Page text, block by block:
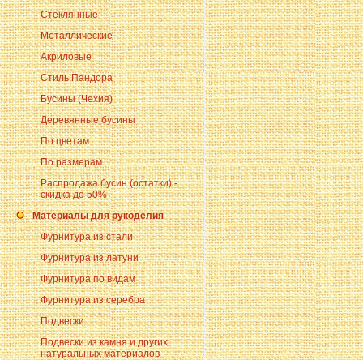
Стеклянные
Металлические
Акриловые
Стиль Пандора
Бусины (Чехия)
Деревянные бусины
По цветам
По размерам
Распродажа бусин (остатки) -
скидка до 50%
Материалы для рукоделия
Фурнитура из стали
Фурнитура из латуни
Фурнитура по видам
Фурнитура из серебра
Подвески
Подвески из камня и других
натуральных материалов